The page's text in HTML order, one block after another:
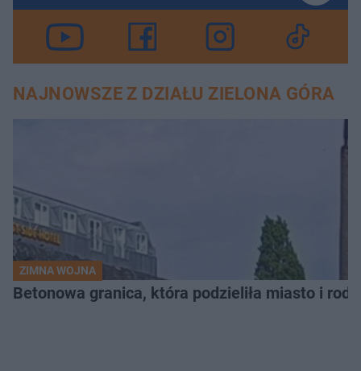
NAJNOWSZE Z DZIAŁU ZIELONA GÓRA
ZIMNA WOJNA
Betonowa granica, która podzieliła miasto i